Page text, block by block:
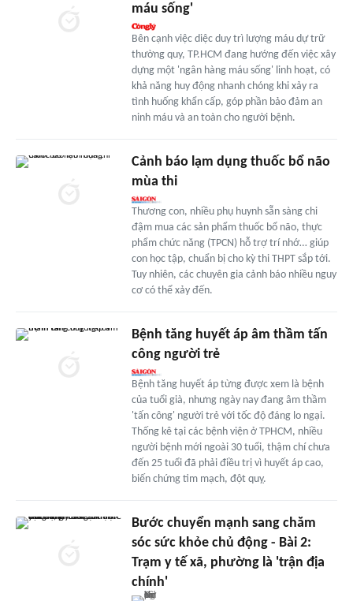
máu sống'
Bên cạnh việc diệc duy trì lượng máu dự trữ
thường quy, TP.HCM đang hướng đến việc xây
dựng một 'ngân hàng máu sống' linh hoạt, có
khả năng huy động nhanh chóng khi xảy ra
tình huống khẩn cấp, góp phần bảo đảm an
ninh máu và an toàn cho người bệnh.
Cảnh báo lạm dụng thuốc bổ não
mùa thi
Thương con, nhiều phụ huynh sẵn sàng chi
đậm mua các sản phẩm thuốc bổ não, thực
phẩm chức năng (TPCN) hỗ trợ trí nhớ… giúp
con học tập, chuẩn bị cho kỳ thi THPT sắp tới.
Tuy nhiên, các chuyên gia cảnh báo nhiều nguy
cơ có thể xảy đến.
Bệnh tăng huyết áp âm thầm tấn
công người trẻ
Bệnh tăng huyết áp từng được xem là bệnh
của tuổi già, nhưng ngày nay đang âm thầm
'tấn công' người trẻ với tốc độ đáng lo ngại.
Thống kê tại các bệnh viện ở TPHCM, nhiều
người bệnh mới ngoài 30 tuổi, thậm chí chưa
đến 25 tuổi đã phải điều trị vì huyết áp cao,
biến chứng tim mạch, đột quỵ.
Bước chuyển mạnh sang chăm
sóc sức khỏe chủ động - Bài 2:
Trạm y tế xã, phường là 'trận địa
chính'